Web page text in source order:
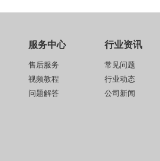
服务中心
售后服务
视频教程
问题解答
行业资讯
常见问题
行业动态
公司新闻